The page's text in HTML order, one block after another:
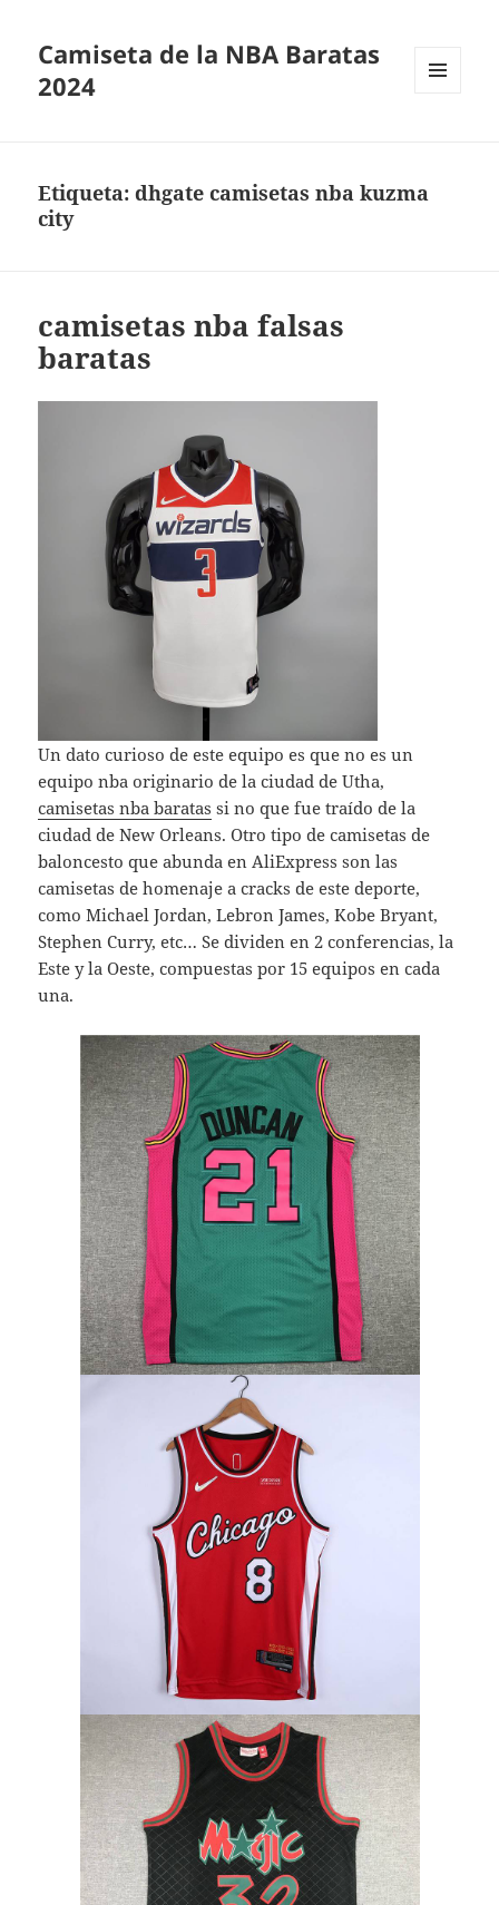
Camiseta de la NBA Baratas
2024
Etiqueta:dhgate camisetas nba kuzma
city
camisetas nba falsas
baratas
Un dato curioso de este equipo es que no es un
equipo nba originario de la ciudad de Utha,
camisetas nba baratas si no que fue traído de la
ciudad de New Orleans. Otro tipo de camisetas de
baloncesto que abunda en AliExpress son las
camisetas de homenaje a cracks de este deporte,
como Michael Jordan, Lebron James, Kobe Bryant,
Stephen Curry, etc… Se dividen en 2 conferencias, la
Este y la Oeste, compuestas por 15 equipos en cada
una.